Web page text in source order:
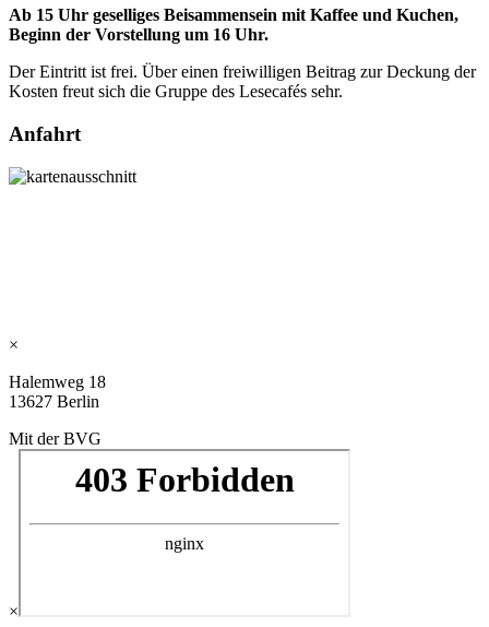
Ab 15 Uhr geselliges Beisammensein mit Kaffee und Kuchen,
Beginn der Vorstellung um 16 Uhr.
Der Eintritt ist frei. Über einen freiwilligen Beitrag zur Deckung der
Kosten freut sich die Gruppe des Lesecafés sehr.
Anfahrt
×
Halemweg 18
13627 Berlin
Mit der BVG
×